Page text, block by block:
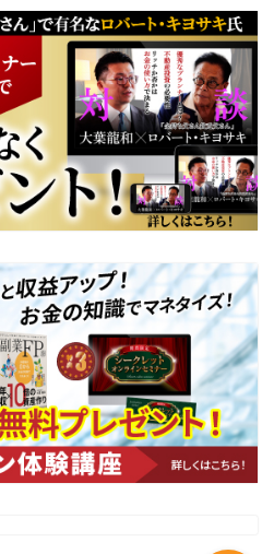
卵】体験講義動画
３本150分以上
プロフィール